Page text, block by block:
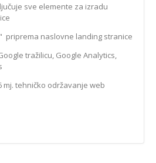
sve elemente za izradu
priprema naslovne landing stranice
tražilicu, Google Analytics,
mj. tehničko održavanje web